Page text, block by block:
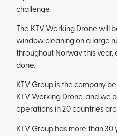
challenge.
The KTV Working Drone will
window cleaning on a large
throughout Norway this year,
done.
KTV Group is the company
KTV Working Drone, and we
operations in 20 countries
KTV Group has more than